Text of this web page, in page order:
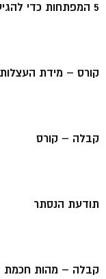
5 המפתחות כדי להגיע לשלמות
קורס – מידת העצלות
קבלה – קורס
תודעת הנסתר
קבלה – מהות חכמת